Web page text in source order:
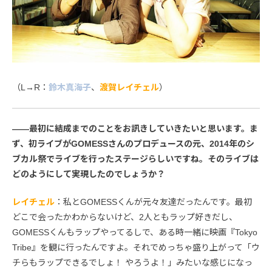
（L→R： 鈴木真海子、 渡賀レイチェル）
――最初に結成までのことをお訊きしていきたいと思います。ま
ず、初ライブがGOMESSさんのプロデュースの元、2014年のシ
ブカル祭でライブを行ったステージらしいですね。そのライブは
どのようにして実現したのでしょうか？
レイチェル ：私とGOMESSくんが元々友達だったんです。最初
どこで会ったかわからないけど、2人ともラップ好きだし、
GOMESSくんもラップやってるしで、ある時一緒に映画『Tokyo
Tribe』を観に行ったんですよ。それでめっちゃ盛り上がって「ウ
チらもラップできるでしょ！ やろうよ！」みたいな感じになっ